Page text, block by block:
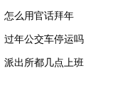
怎么用官话拜年
过年公交车停运吗
派出所都几点上班